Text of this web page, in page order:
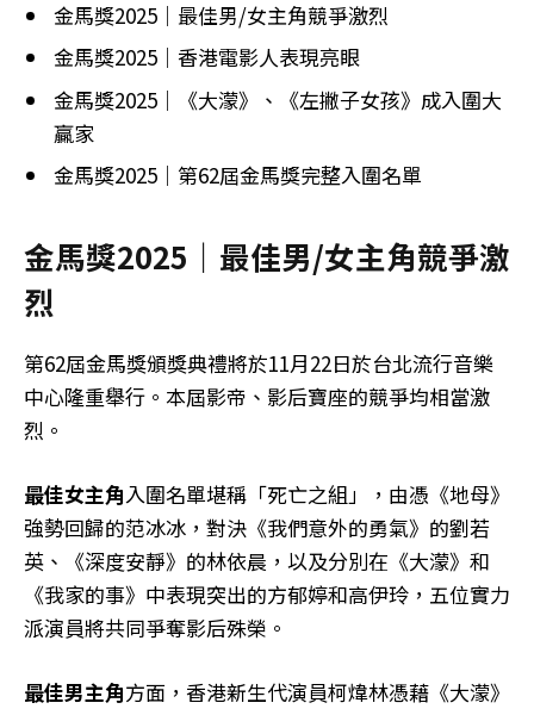
金馬獎2025｜最佳男/女主角競爭激烈
金馬獎2025｜香港電影人表現亮眼
金馬獎2025｜《大濛》、《左撇子女孩》成入圍大
贏家
金馬獎2025｜第62屆金馬獎完整入圍名單
金馬獎2025｜最佳男/女主角競爭激
烈
第62屆金馬獎頒獎典禮將於11月22日於台北流行音樂
中心隆重舉行。本屆影帝、影后寶座的競爭均相當激
烈。
最佳女主角入圍名單堪稱「死亡之組」，由憑《地母》
強勢回歸的范冰冰，對決《我們意外的勇氣》的劉若
英、《深度安靜》的林依晨，以及分別在《大濛》和
《我家的事》中表現突出的方郁婷和高伊玲，五位實力
派演員將共同爭奪影后殊榮。
最佳男主角方面，香港新生代演員柯煒林憑藉《大濛》